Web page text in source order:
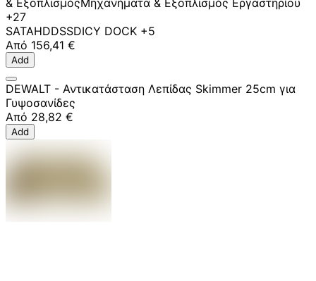
+27
SATAHDDSSDICY DOCK +5
Από 156,41 €
Add
DEWALT - Αντικατάσταση Λεπίδας Skimmer 25cm για
Γυψοσανίδες
Από 28,82 €
Add